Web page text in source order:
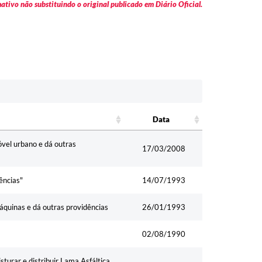
não substituindo o original publicado em Diário Oficial.
Data
urbano e dá outras
17/03/2008
14/07/1993
e dá outras providências 26/01/1993
02/08/1990